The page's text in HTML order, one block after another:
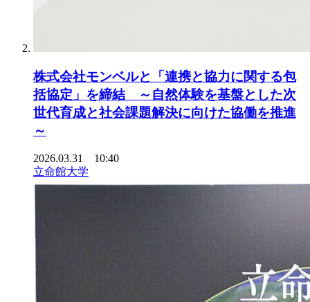
株式会社モンベルと「連携と協力に関する包
括協定」を締結 ～自然体験を基盤とした次
世代育成と社会課題解決に向けた協働を推進
～
2026.03.31 10:40
立命館大学